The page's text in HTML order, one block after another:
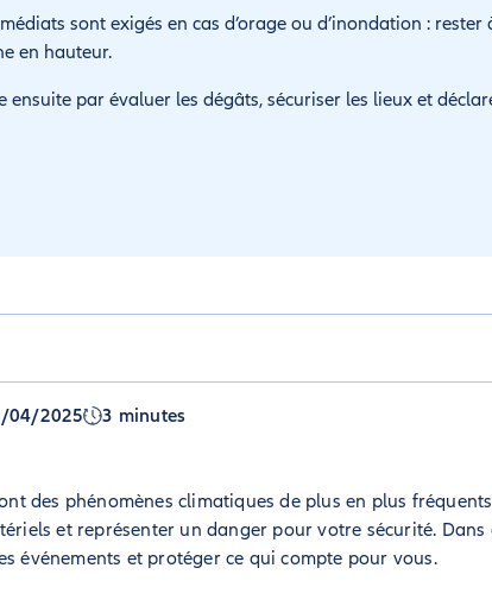
sont exigés en cas d’orage ou d’inondation : rester
en hauteur.
ensuite par évaluer les dégâts, sécuriser les lieux et
04/2025 3 minutes
des phénomènes climatiques de plus en plus
et représenter un danger pour votre sécurité. Dans
événements et protéger ce qui compte pour vous.